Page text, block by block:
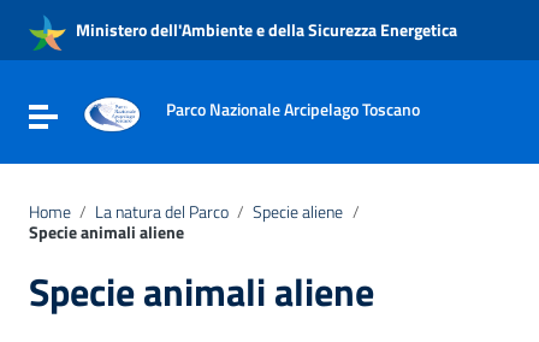
Vai al menu di navigazione
Vai al footer
Ministero dell'Ambiente e della Sicurezza Energetica
Attiva / disattiva la navigazione
Parco Nazionale Arcipelago Toscano
Home / La natura del Parco / Specie aliene /
Specie animali aliene
Specie animali aliene